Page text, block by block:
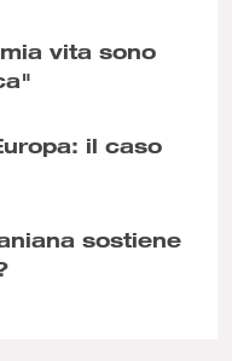
vita sono
il caso
sostiene